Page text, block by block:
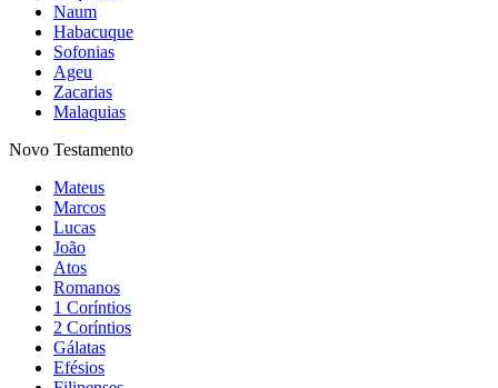
Naum
Habacuque
Sofonias
Ageu
Zacarias
Malaquias
Novo Testamento
Mateus
Marcos
Lucas
João
Atos
Romanos
1 Coríntios
2 Coríntios
Gálatas
Efésios